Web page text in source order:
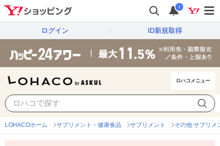
i
ログイン ID新規取得
ロハコメニュー
LOHACOホーム サプリメント・健康食品 サプリメント その他 サプリメ